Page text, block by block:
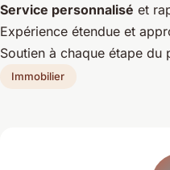
Service personnalisé et
Expérience étendue et
Soutien à chaque étape du
Immobilier